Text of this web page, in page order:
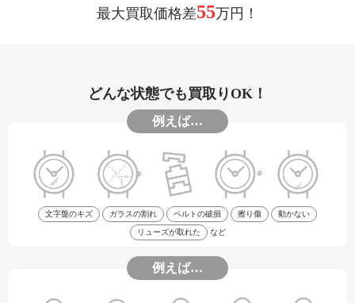
最大買取価格差55万円！
どんな状態でも買取りOK！
例えば…
文字盤のキズ ガラスの割れ ベルトの破損 擦り傷 動かない
リューズが取れた など
例えば…